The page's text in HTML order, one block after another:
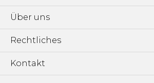
Über uns
Rechtliches
Kontakt